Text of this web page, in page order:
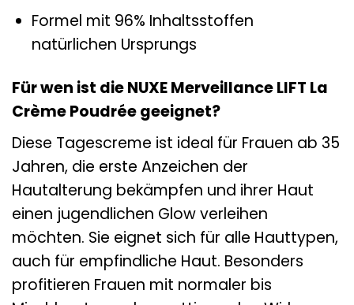
Formel mit 96% Inhaltsstoffen
natürlichen Ursprungs
Für wen ist die NUXE Merveillance LIFT La
Crème Poudrée geeignet?
Diese Tagescreme ist ideal für Frauen ab 35
Jahren, die erste Anzeichen der
Hautalterung bekämpfen und ihrer Haut
einen jugendlichen Glow verleihen
möchten. Sie eignet sich für alle Hauttypen,
auch für empfindliche Haut. Besonders
profitieren Frauen mit normaler bis